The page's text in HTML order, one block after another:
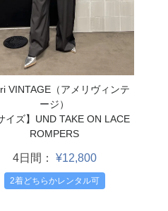
VINTAGE（アメリヴィンテ
ージ）
イズ】UND TAKE ON LACE
ROMPERS
4日間： ¥12,800
2着どちらかレンタル可